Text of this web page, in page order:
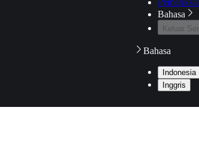
Bahasa
Keluar
Bahasa
Indonesia
Inggris